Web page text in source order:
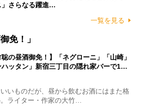
さらなる躍進…
一覧を見る
免！」
聡の昼酒御免！】「ネグローニ」「山崎」
ハッタン」新宿三丁目の隠れ家バーで1…
いものだが、昼から飲むお酒にはまた格
ライター・作家の大竹…